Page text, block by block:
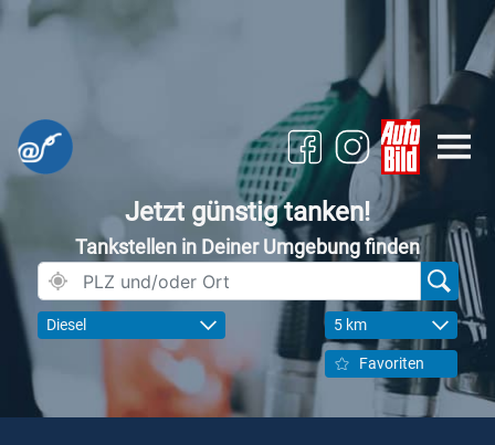
Jetzt günstig tanken!
Tankstellen in Deiner Umgebung finden
Diesel 5 km
Favoriten